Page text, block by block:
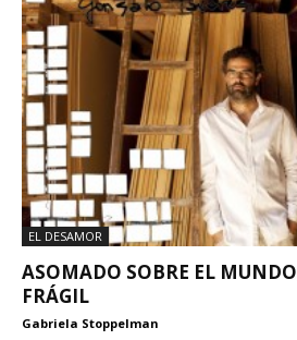
EL DESAMOR
ASOMADO SOBRE EL
FRÁGIL
Gabriela Stoppelman